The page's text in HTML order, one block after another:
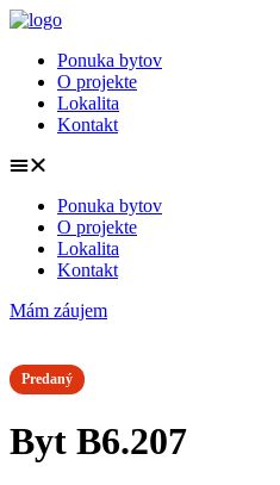
Preskočiť
obsah
Ponuka bytov
O projekte
Lokalita
Kontakt
Ponuka bytov
O projekte
Lokalita
Kontakt
Mám záujem
Predaný
Byt B6.207